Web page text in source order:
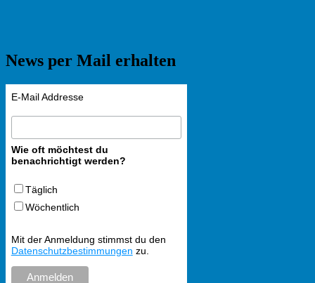
News per Mail erhalten
E-Mail Addresse
Wie oft möchtest du
benachrichtigt werden?
Täglich
Wöchentlich
Mit der Anmeldung stimmst du den
Datenschutzbestimmungen zu.